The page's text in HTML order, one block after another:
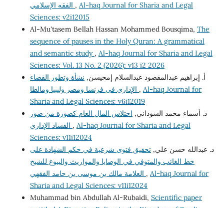
, Al-haq Journal for Sharia and Legal
Sciences: v2i12015
Al-Mu'tasem Bellah Hassan Mohammed Bousqima, The
sequence of pauses in the Holy Quran: A grammatical
and semantic study , Al-haq Journal for Sharia and Legal
Sciences: Vol. 13 No. 2 (2026): v13 i2 2026
أ. إبراهيم عبدالمقصود عبدالسلام إمحيسن, نشأة وتطور القضاء
, Al-haq Journal for
Sharia and Legal Sciences: v6i12019
د. أسماء محمد السوداني, اختلاس المال العام كصورة من صور
, Al-haq Journal for Sharia and Legal
Sciences: v11i12024
د. عبدالله حسن علي,تحقيق فتوى شرعية في حكم الشهادة على
خط الغائب والمتوفي في الوصايا والمواريث والبيوع للشيخ
, Al-haq Journal for
Sharia and Legal Sciences: v11i12024
Muhammad bin Abdullah Al-Rubaidi, Scientific paper